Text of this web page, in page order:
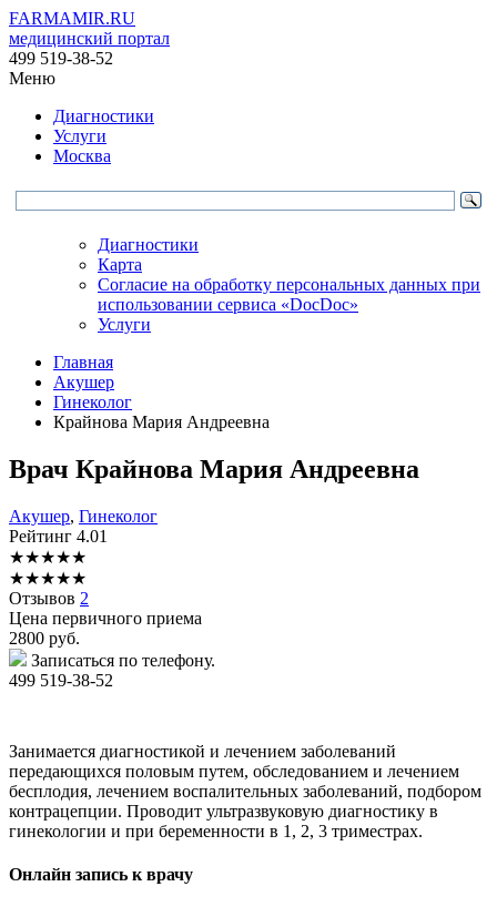
FARMAMIR.RU
медицинский портал
499 519-38-52
Меню
Диагностики
Услуги
Москва
Диагностики
Карта
Согласие на обработку персональных данных при
использовании сервиса «DocDoc»
Услуги
Главная
Акушер
Гинеколог
Крайнова Мария Андреевна
Врач Крайнова Мария Андреевна
Акушер, Гинеколог
Рейтинг 4.01
★★★★★
★★★★★
Отзывов 2
Цена первичного приема
2800 руб.
Записаться по телефону.
499 519-38-52
Занимается диагностикой и лечением заболеваний
передающихся половым путем, обследованием и лечением
бесплодия, лечением воспалительных заболеваний, подбором
контрацепции. Проводит ультразвуковую диагностику в
гинекологии и при беременности в 1, 2, 3 триместрах.
Онлайн запись к врачу